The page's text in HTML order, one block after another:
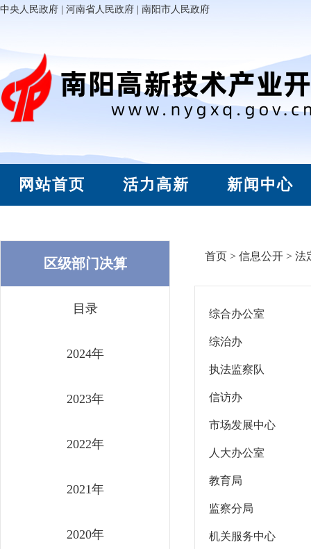
中央人民政府 河南省人民政府 南阳市人民政府
网站首页 活力高新 新闻中心
区级部门决算
目录
2024年
2023年
2022年
2021年
2020年
首页 > 信息公开 > 法
综合办公室
综治办
执法监察队
信访办
市场发展中心
人大办公室
教育局
监察分局
机关服务中心